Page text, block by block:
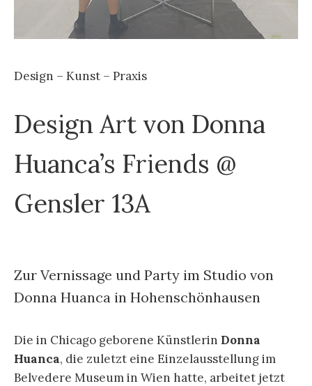
Design – Kunst – Praxis
Design Art von Donna
Huanca’s Friends @
Gensler 13A
Zur Vernissage und Party im Studio von
Donna Huanca in Hohenschönhausen
Die in Chicago geborene Künstlerin Donna
Huanca, die zuletzt eine Einzelausstellung im
Belvedere Museum in Wien hatte, arbeitet jetzt